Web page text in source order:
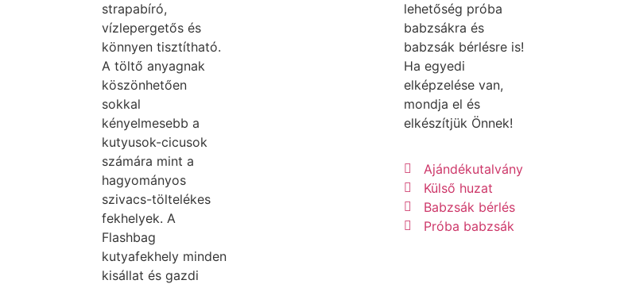
strapabíró,
vízlepergetős és
könnyen tisztítható.
A töltő anyagnak
köszönhetően
sokkal
kényelmesebb a
kutyusok-cicusok
számára mint a
hagyományos
szivacs-töltelékes
fekhelyek. A
Flashbag
kutyafekhely minden
kisállat és gazdi
lehetőség próba
babzsákra és
babzsák bérlésre is!
Ha egyedi
elképzelése van,
mondja el és
elkészítjük Önnek!
Ajándékutalvány
Külső huzat
Babzsák bérlés
Próba babzsák